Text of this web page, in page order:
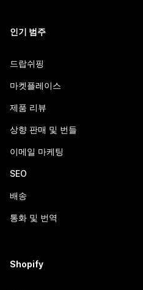
인기 범주
드랍쉬핑
마켓플레이스
제품 리뷰
상향 판매 및 번들
이메일 마케팅
SEO
배송
통화 및 번역
Shopify